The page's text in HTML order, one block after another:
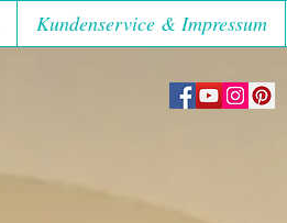
Kundenservice & Impressum